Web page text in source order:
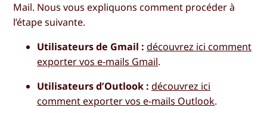
Mail. Nous vous expliquons comment procéder à
l’étape suivante.
Utilisateurs de Gmail : découvrez ici comment
exporter vos e-mails Gmail.
Utilisateurs d’Outlook : découvrez ici
comment exporter vos e-mails Outlook.